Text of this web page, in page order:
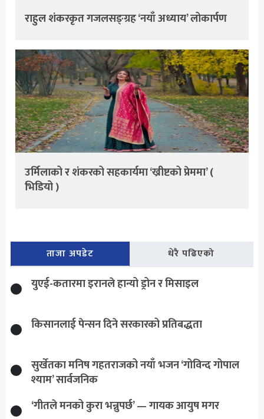
राहुल शंकरकृत गजलसङ्ग्रह ‘नयाँ अध्याय’ लोकार्पण
उर्मिलाको र शंकरको सहकार्यमा ‘ख्रीष्टको प्रेममा’ (
भिडियो )
ताजा अपडेट धेरै पढिएको
युएई-कतारमा इरानले हान्यो ड्रोन र मिसाइल
किसानलाई पेन्सन दिने सरकारको प्रतिबद्धता
सुर्खेतका मनिष गहतराजको नयाँ भजन ‘गोविन्द गोपाल
श्याम’ सार्वजनिक
‘गीतले मनको कुरा भन्नुपर्छ’ — गायक आयुष मगर